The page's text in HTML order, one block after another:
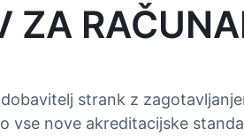
ZA
strank z
vse nove akreditacijske